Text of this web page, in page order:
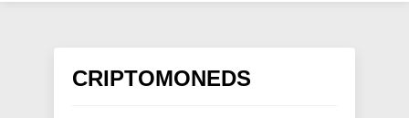
CRIPTOMONEDS